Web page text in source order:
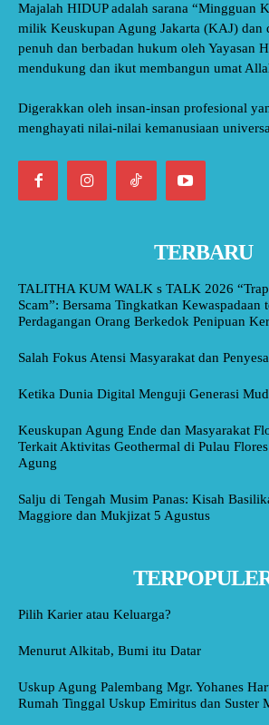
Majalah HIDUP adalah sarana “Mingguan
milik Keuskupan Agung Jakarta (KAJ) dan
penuh dan berbadan hukum oleh Yayasan
mendukung dan ikut membangun umat
Digerakkan oleh insan-insan profesional
menghayati nilai-nilai kemanusiaan
TERBARU
TALITHA KUM WALK s TALK 2026
Scam”: Bersama Tingkatkan Kewaspadaan
Perdagangan Orang Berkedok Penipuan
Salah Fokus Atensi Masyarakat dan
Ketika Dunia Digital Menguji Generasi
Keuskupan Agung Ende dan Masyarakat
Terkait Aktivitas Geothermal di Pulau
Agung
Salju di Tengah Musim Panas: Kisah
Maggiore dan Mukjizat 5 Agustus
Pilih Karier atau Keluarga?
Menurut Alkitab, Bumi itu Datar
Uskup Agung Palembang Mgr. Yohanes
Rumah Tinggal Uskup Emiritus dan Suster